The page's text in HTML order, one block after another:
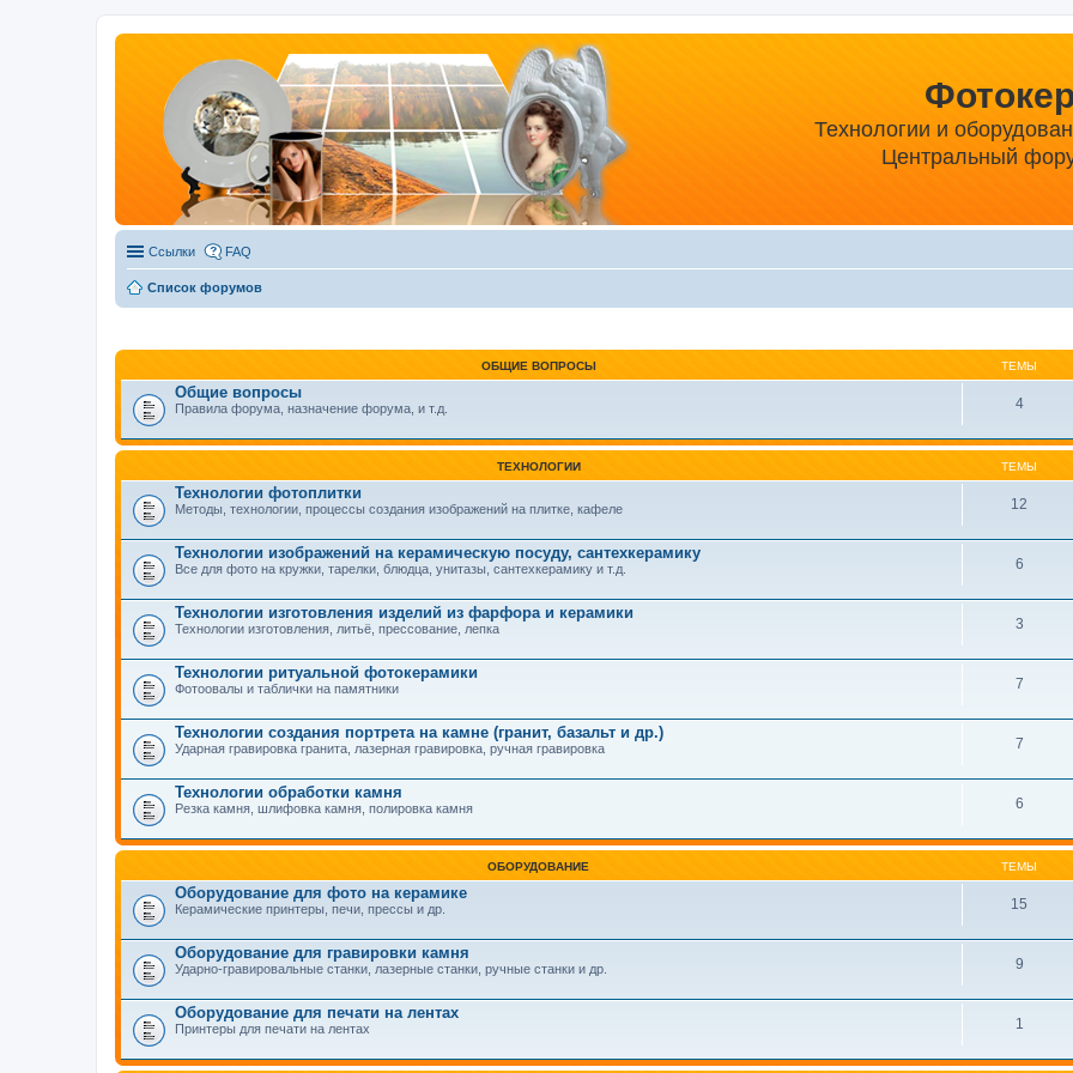
Технологии и
Центральный
Ссылки FAQ
Список форумов
ОБЩИЕ ВОПРОСЫ ТЕМЫ
Общие вопросы
Правила форума, назначение форума, и т.д. 4
ТЕХНОЛОГИИ ТЕМЫ
Технологии фотоплитки
Методы, технологии, процессы создания изображений на плитке, кафеле 12
Технологии изображений на керамическую посуду, сантехкерамику
Все для фото на кружки, тарелки, блюдца, унитазы, сантехкерамику и т.д. 6
Технологии изготовления изделий из фарфора и керамики
Технологии изготовления, литьё, прессование, лепка 3
Технологии ритуальной фотокерамики
Фотоовалы и таблички на памятники 7
Технологии создания портрета на камне (гранит, базальт и др.)
Ударная гравировка гранита, лазерная гравировка, ручная гравировка 7
Технологии обработки камня
Резка камня, шлифовка камня, полировка камня 6
ОБОРУДОВАНИЕ ТЕМЫ
Оборудование для фото на керамике
Керамические принтеры, печи, прессы и др. 15
Оборудование для гравировки камня
Ударно-гравировальные станки, лазерные станки, ручные станки и др. 9
Оборудование для печати на лентах
Принтеры для печати на лентах 1